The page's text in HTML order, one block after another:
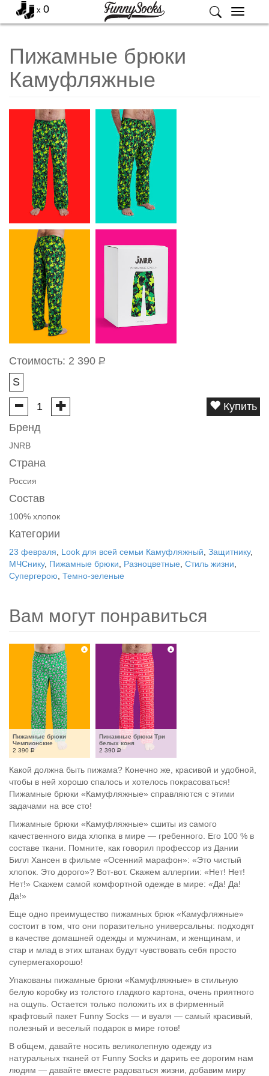
Меню
x 0
Пижамные брюки
Камуфляжные
Стоимость: 2 390 Р
S
Купить
Бренд
JNRB
Страна
Россия
Состав
100% хлопок
Категории
23 февраля Look для всей семьи Камуфляжный Защитнику,
МЧСнику, Пижамные брюки Разноцветные Стиль жизни
Супергерою Темно-зеленые
Вам могут понравиться
Пижамные брюки
Чемпионские
2 390 Р
Пижамные брюки Три
белых коня
2 390 Р
Какой должна быть пижама? Конечно же, красивой и удобной,
чтобы в ней хорошо спалось и хотелось покрасоваться!
Пижамные брюки «Камуфляжные» справляются с этими
задачами на все сто!
Пижамные брюки «Камуфляжные» сшиты из самого
качественного вида хлопка в мире — гребенного. Его 100 % в
составе ткани. Помните, как говорил профессор из Дании
Билл Хансен в фильме «Осенний марафон»: «Это чистый
хлопок. Это дорого»? Вот-вот. Скажем аллергии: «Нет! Нет!
Нет!» Скажем самой комфортной одежде в мире: «Да! Да!
Да!»
Еще одно преимущество пижамных брюк «Камуфляжные»
состоит в том, что они поразительно универсальны: подходят
в качестве домашней одежды и мужчинам, и женщинам, и
стар и млад в этих штанах будут чувствовать себя просто
супермегахорошо!
Упакованы пижамные брюки «Камуфляжные» в стильную
белую коробку из толстого гладкого картона, очень приятного
на ощупь. Остается только положить их в фирменный
крафтовый пакет Funny Socks — и вуаля — самый красивый,
полезный и веселый подарок в мире готов!
В общем, давайте носить великолепную одежду из
натуральных тканей от Funny Socks и дарить ее дорогим нам
людям — давайте вместе радоваться жизни, добавим миру